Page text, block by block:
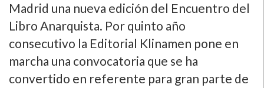
Madrid una nueva edición del Encuentro del
Libro Anarquista. Por quinto año
consecutivo la Editorial Klinamen pone en
marcha una convocatoria que se ha
convertido en referente para gran parte de